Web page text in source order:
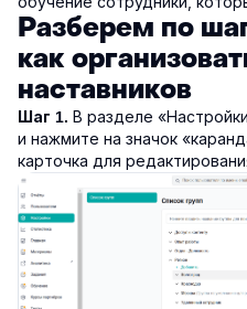
Разберем по
как
наставников
Шаг 1. В разделе
и нажмите на значок
карточка для